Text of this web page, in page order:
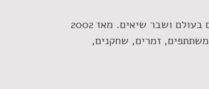
צפו בו מעל 20 מיליון מעריצים ב-28 מדינות. המופע בהשתתפות 55 משתתפים, זמרים, שחקנים,